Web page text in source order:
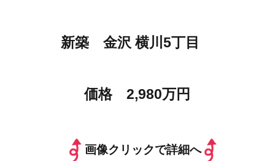
新築 金沢 横川5丁目
価格 2,980万円
画像クリックで詳細へ